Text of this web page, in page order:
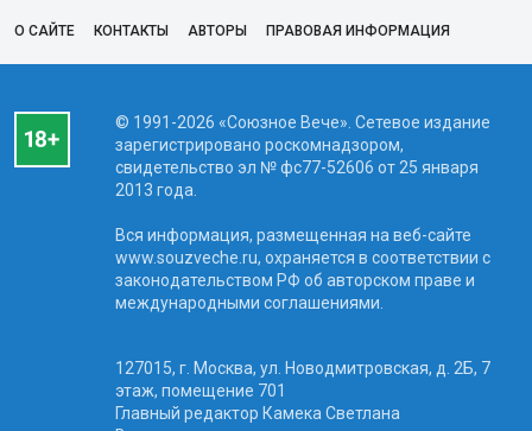
О САЙТЕ КОНТАКТЫ АВТОРЫ ПРАВОВАЯ ИНФОРМАЦИЯ
© 1991-2026 «Союзное Вече». Сетевое издание
зарегистрировано роскомнадзором,
свидетельство эл № фc77-52606 от 25 января
2013 года.
Вся информация, размещенная на веб-сайте
www.souzveche.ru, охраняется в соответствии с
законодательством РФ об авторском праве и
международными соглашениями.
127015, г. Москва, ул. Новодмитровская, д. 2Б, 7
этаж, помещение 701
Главный редактор Камека Светлана